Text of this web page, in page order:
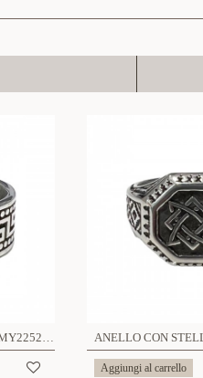
ANELLO CHIAVE GRECA - MY2252D860
Aggiungi al carrello